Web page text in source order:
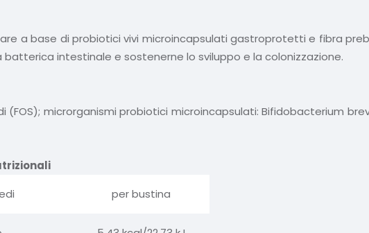
a base di probiotici vivi microincapsulati gastroprotetti e fibra
batterica intestinale e sostenerne lo sviluppo e la colonizzazione.
microrganismi probiotici microincapsulati: Bifidobacterium
per bustina